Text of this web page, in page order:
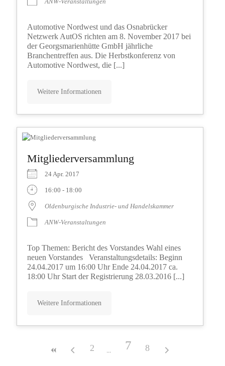
Automotive Nordwest und das Osnabrücker
Netzwerk AutOS richten am 8. November 2017 bei
der Georgsmarienhütte GmbH jährliche
Branchentreffen aus. Die Herbstkonferenz von
Automotive Nordwest, die [...]
Weitere Informationen
Mitgliederversammlung
24 Apr. 2017
16:00 - 18:00
Oldenburgische Industrie- und Handelskammer
ANW-Veranstaltungen
Top Themen: Bericht des Vorstandes Wahl eines
neuen Vorstandes Veranstaltungsdetails: Beginn
24.04.2017 um 16:00 Uhr Ende 24.04.2017 ca.
18:00 Uhr Start der Registrierung 28.03.2016 [...]
Weitere Informationen
2 7 8